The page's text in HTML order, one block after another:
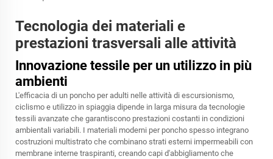
Tecnologia dei materiali e
prestazioni trasversali alle attività
Innovazione tessile per un utilizzo in più
ambienti
L'efficacia di un poncho per adulti nelle attività di escursionismo,
ciclismo e utilizzo in spiaggia dipende in larga misura da tecnologie
tessili avanzate che garantiscono prestazioni costanti in condizioni
ambientali variabili. I materiali moderni per poncho spesso integrano
costruzioni multistrato che combinano strati esterni impermeabili con
membrane interne traspiranti, creando capi d'abbigliamento che